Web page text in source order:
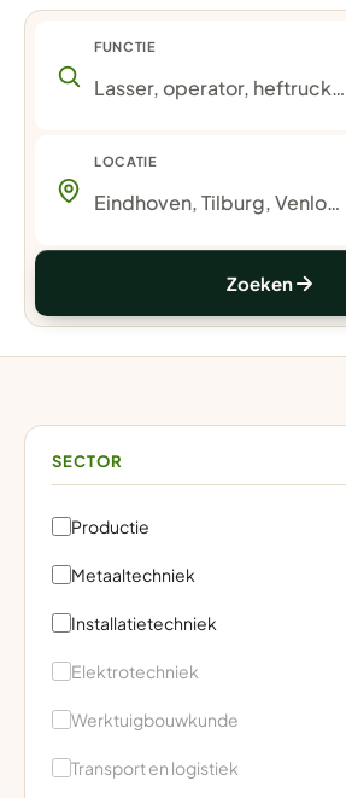
FUNCTIE
LOCATIE
Zoeken
SECTOR
Productie
Metaaltechniek
Installatietechniek
Elektrotechniek
Werktuigbouwkunde
Transport en logistiek